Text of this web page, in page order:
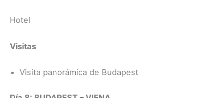
Hotel
Visitas
Visita panorámica de Budapest